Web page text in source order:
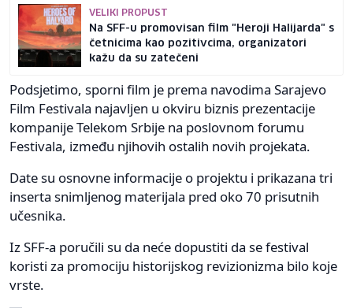
VELIKI PROPUST
Na SFF-u promovisan film "Heroji Halijarda" s
četnicima kao pozitivcima, organizatori
kažu da su zatečeni
Podsjetimo, sporni film je prema navodima Sarajevo
Film Festivala najavljen u okviru biznis prezentacije
kompanije Telekom Srbije na poslovnom forumu
Festivala, između njihovih ostalih novih projekata.
Date su osnovne informacije o projektu i prikazana tri
inserta snimljenog materijala pred oko 70 prisutnih
učesnika.
Iz SFF-a poručili su da neće dopustiti da se festival
koristi za promociju historijskog revizionizma bilo koje
vrste.